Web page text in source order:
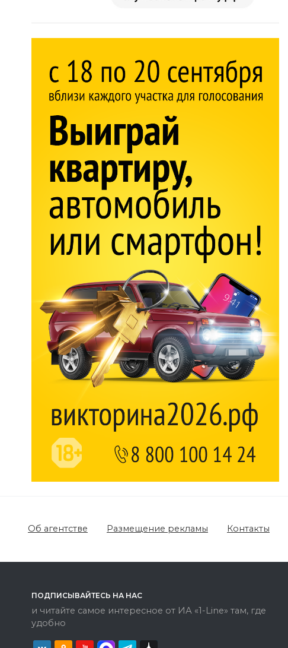
Об агентстве Размещение рекламы Контакты
ПОДПИСЫВАЙТЕСЬ НА НАС
и читайте самое интересное от ИА «1-Line» там, где
удобно